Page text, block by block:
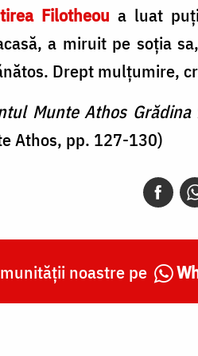
Filotheou a luat
a miruit pe soția
Drept mulțumire,
Munte Athos Grădina
Athos, pp. 127-130)
noastre pe